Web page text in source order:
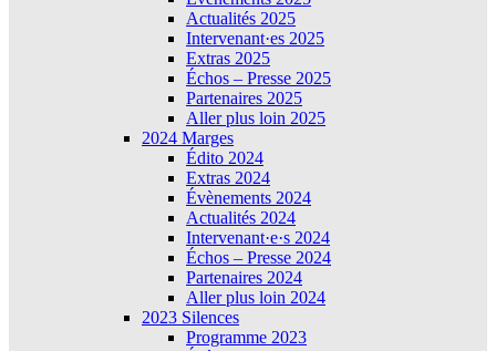
Actualités 2025
Intervenant·es 2025
Extras 2025
Échos – Presse 2025
Partenaires 2025
Aller plus loin 2025
2024 Marges
Édito 2024
Extras 2024
Évènements 2024
Actualités 2024
Intervenant·e·s 2024
Échos – Presse 2024
Partenaires 2024
Aller plus loin 2024
2023 Silences
Programme 2023